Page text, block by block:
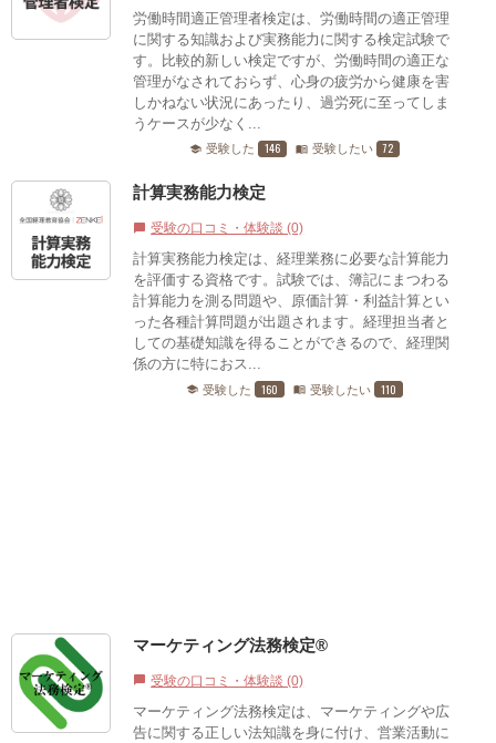
労働時間適正管理者検定は、労働時間の適正管理
に関する知識および実務能力に関する検定試験で
す。比較的新しい検定ですが、労働時間の適正な
管理がなされておらず、心身の疲労から健康を害
しかねない状況にあったり、過労死に至ってしま
うケースが少なく...
school 受験した 146 menu_book 受験したい 72
計算実務能力検定
chat_bubble 受験の口コミ・体験談 (0)
計算実務能力検定は、経理業務に必要な計算能力
を評価する資格です。試験では、簿記にまつわる
計算能力を測る問題や、原価計算・利益計算とい
った各種計算問題が出題されます。経理担当者と
しての基礎知識を得ることができるので、経理関
係の方に特におス...
school 受験した 160 menu_book 受験したい 110
マーケティング法務検定®
chat_bubble 受験の口コミ・体験談 (0)
マーケティング法務検定は、マーケティングや広
告に関する正しい法知識を身に付け、営業活動に